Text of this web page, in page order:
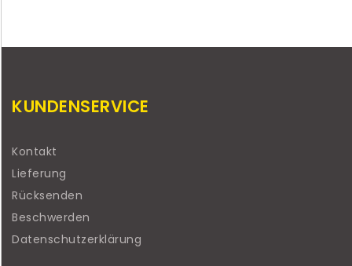
KUNDENSERVICE
Kontakt
Lieferung
Rücksenden
Beschwerden
Datenschutzerklärung